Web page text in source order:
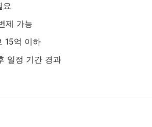
요
제 가능
15억 이하
일정 기간 경과